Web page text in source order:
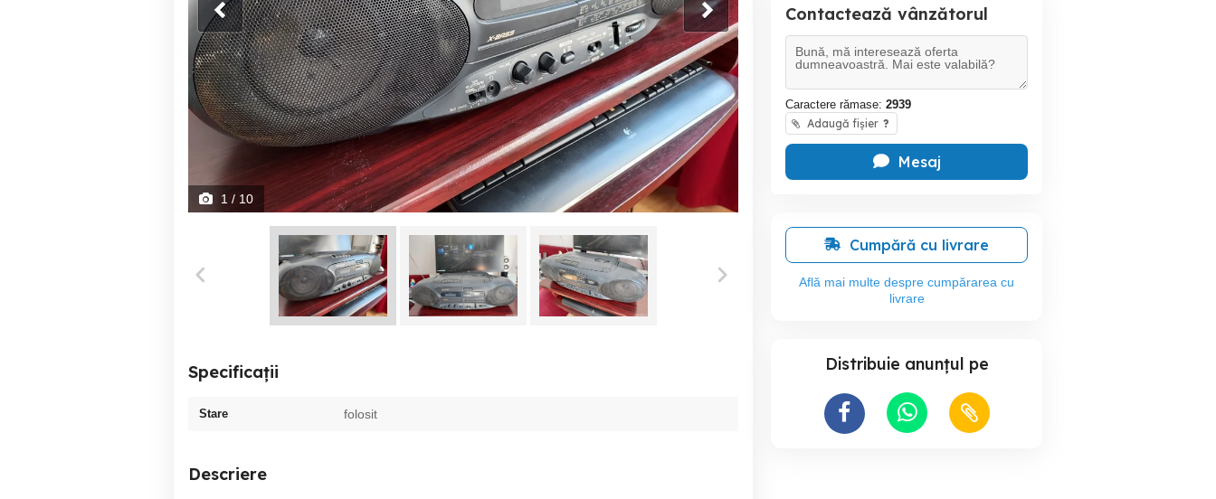
1 / 10
Specificații
Stare folosit
Descriere
Contactează vânzătorul
Caractere rămase: 2939
Adaugă fișier ?
Mesaj
Cumpără cu livrare
Află mai multe despre cumpărarea cu
livrare
Distribuie anunțul pe